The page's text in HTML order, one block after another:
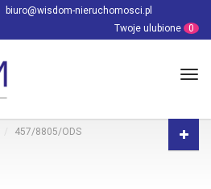
biuro@wisdom-nieruchomosci.pl
Twoje ulubione
0
457/8805/ODS